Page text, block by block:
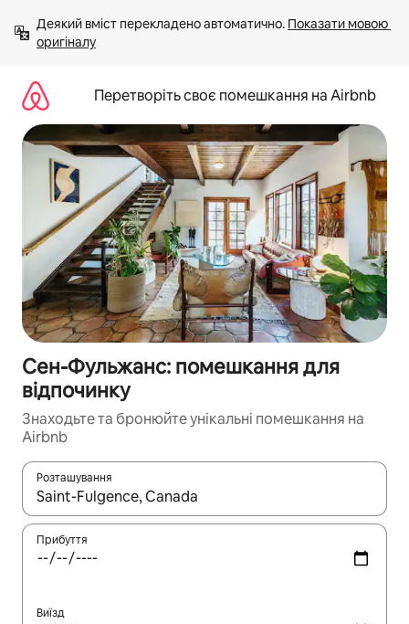
вмісту
Деякий вміст перекладено автоматично. Показати мовою
оригіналу
Перетворіть своє помешкання на Airbnb
Сен-Фульжанс: помешкання для
відпочинку
Знаходьте та бронюйте унікальні помешкання на
Airbnb
Розташування
Отримавши результати пошуку, використовуйте для
Прибуття
Виїзд